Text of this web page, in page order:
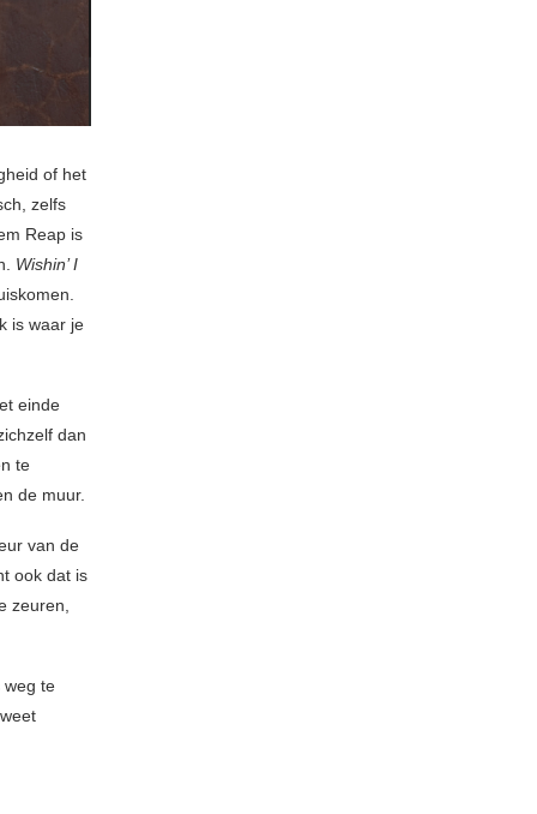
of het
zelfs
Reap is
Wishin’ I
is waar je
einde
dan
te
de muur.
van de
ook dat is
zeuren,
weg te